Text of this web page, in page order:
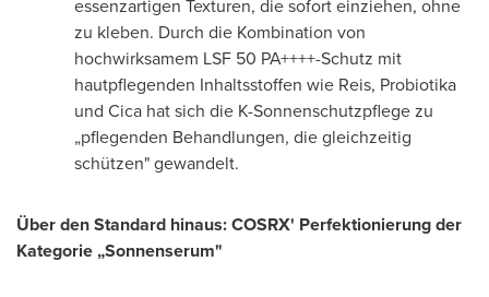
essenzartigen Texturen, die sofort einziehen, ohne
zu kleben. Durch die Kombination von
hochwirksamem LSF 50 PA++++-Schutz mit
hautpflegenden Inhaltsstoffen wie Reis, Probiotika
und Cica hat sich die K-Sonnenschutzpflege zu
„pflegenden Behandlungen, die gleichzeitig
schützen" gewandelt.
Über den Standard hinaus: COSRX' Perfektionierung der
Kategorie „Sonnenserum"